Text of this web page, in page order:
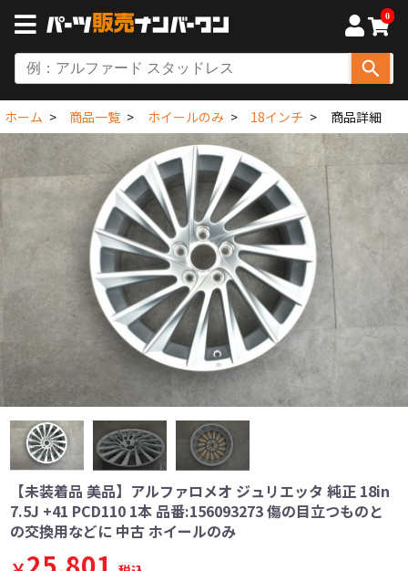
0
ホーム 商品一覧 ホイールのみ 18インチ 商品詳細
【未装着品 美品】アルファロメオ ジュリエッタ 純正 18in
7.5J +41 PCD110 1本 品番:156093273 傷の目立つものと
の交換用などに 中古 ホイールのみ